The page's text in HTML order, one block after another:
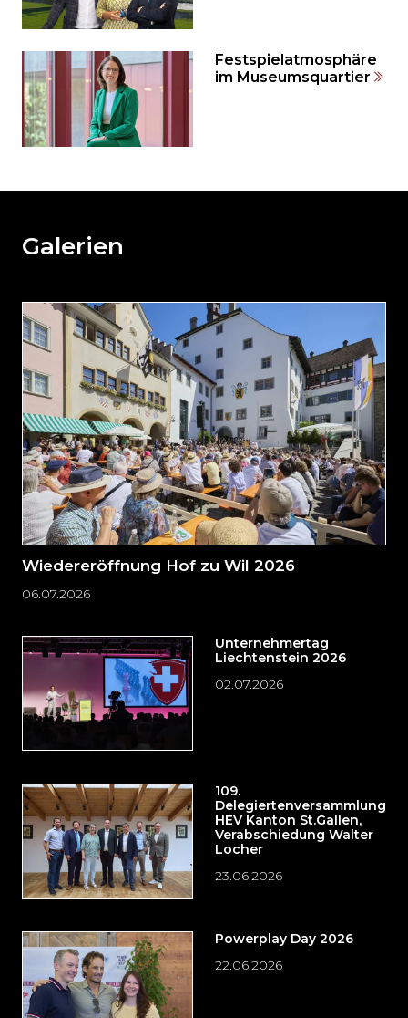
Festspielatmosphäre
im Museumsquartier
weiteren
und
direkt
zum
Seitenende
springen?
Galerien
Wiedereröffnung Hof zu Wil 2026
06.07.2026
Unternehmertag
Liechtenstein 2026
02.07.2026
109.
Delegiertenversammlung
HEV Kanton St.Gallen,
Verabschiedung Walter
Locher
23.06.2026
Powerplay Day 2026
22.06.2026